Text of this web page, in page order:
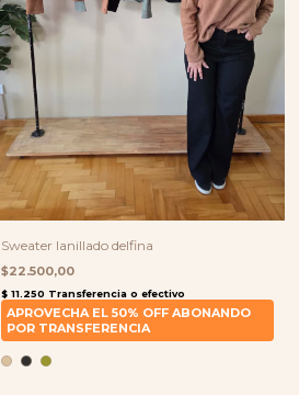
Sweater lanillado delfina
$22.500,00